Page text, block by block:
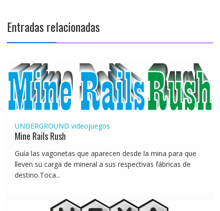
Entradas relacionadas
UNDERGROUND videojuegos
Mine Rails Rush
Guía las vagonetas que aparecen desde la mina para que
lleven su carga de mineral a sus respectivas fábricas de
destino.Toca...